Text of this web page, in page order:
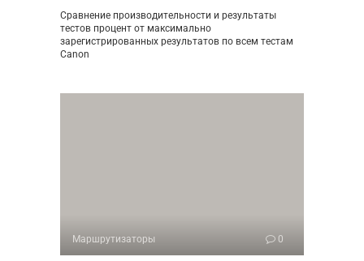
Сравнение производительности и результаты
тестов процент от максимально
зарегистрированных результатов по всем тестам
Canon
Маршрутизаторы 0